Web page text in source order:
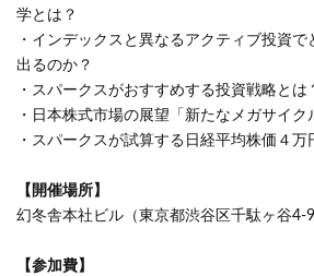
学とは？
・インデックスと異なるアクティブ投資
出るのか？
・スパークスがおすすめする投資戦略とは
・日本株式市場の展望「新たなメガサイク
・スパークスが試算する日経平均株価４万
【開催場所】
幻冬舎本社ビル（東京都渋谷区千駄ヶ谷4-
【参加費】